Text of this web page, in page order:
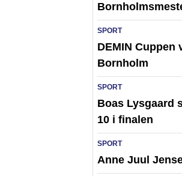
SPORT
DEMIN Cuppen
Bornholm
SPORT
Boas Lysgaard
10 i finalen
SPORT
Anne Juul